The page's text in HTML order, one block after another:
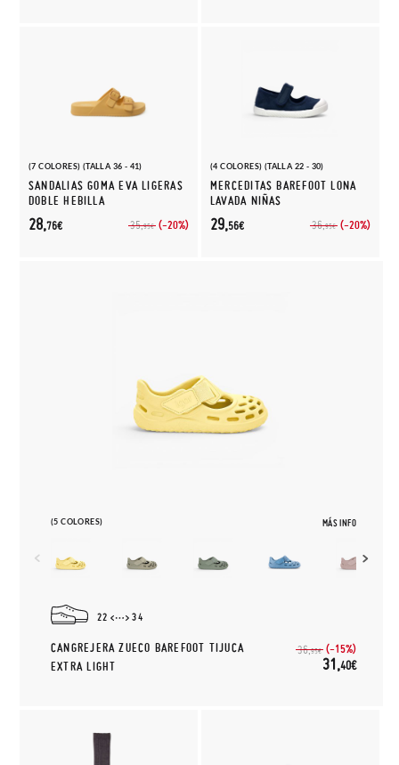
(7 COLORES) (TALLA 36 - 41)
SANDALIAS GOMA EVA LIGERAS
DOBLE HEBILLA
35,95€ (-20%)
28,76€
(4 COLORES) (TALLA 22 - 30)
MERCEDITAS BAREFOOT LONA
LAVADA NIÑAS
36,95€ (-20%)
29,56€
(5 COLORES) MÁS INFO
22 34
CANGREJERA ZUECO BAREFOOT TIJUCA
EXTRA LIGHT
36,95€ (-15%)
31,40€